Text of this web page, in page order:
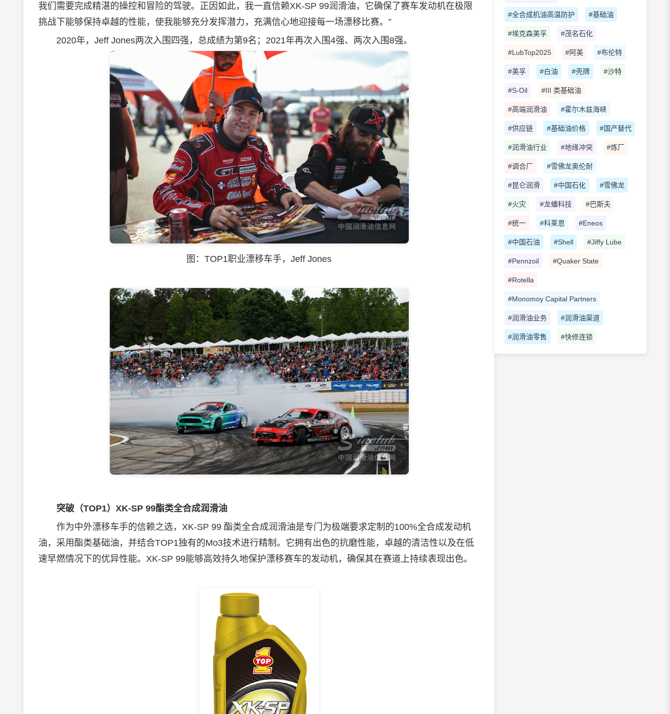
我们需要完成精湛的操控和冒险的驾驶。正因如此，我一直信赖XK-SP 99润滑油，它确保了赛车发动机在极限
挑战下能够保持卓越的性能，使我能够充分发挥潜力，充满信心地迎接每一场漂移比赛。”
2020年，Jeff Jones两次入围四强，总成绩为第9名；2021年再次入围4强、两次入围8强。
图：TOP1职业漂移车手，Jeff Jones
突破（TOP1）XK-SP 99酯类全合成润滑油
作为中外漂移车手的信赖之选，XK-SP 99 酯类全合成润滑油是专门为极端要求定制的100%全合成发动机
油，采用酯类基础油，并结合TOP1独有的Mo3技术进行精制。它拥有出色的抗磨性能，卓越的清洁性以及在低
速早燃情况下的优异性能。XK-SP 99能够高效持久地保护漂移赛车的发动机，确保其在赛道上持续表现出色。
#全合成机油高温防护 #基础油
#埃克森美孚 #茂名石化
#LubTop2025 #阿美 #布伦特
#美孚 #白油 #壳牌 #沙特
#S-Oil #III 类基础油
#高端润滑油 #霍尔木兹海峡
#供应链 #基础油价格 #国产替代
#润滑油行业 #地缘冲突 #炼厂
#调合厂 #雪佛龙奥伦耐
#昆仑润滑 #中国石化 #雪佛龙
#火灾 #龙蟠科技 #巴斯夫
#统一 #科莱恩 #Eneos
#中国石油 #Shell #Jiffy Lube
#Pennzoil #Quaker State
#Rotella
#Monomoy Capital Partners
#润滑油业务 #润滑油渠道
#润滑油零售 #快修连锁